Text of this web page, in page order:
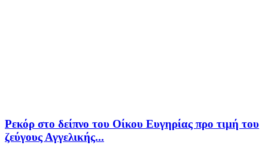
Ρεκόρ στο δείπνο του Οίκου Ευγηρίας προ τιμή του
ζεύγους Αγγελικής...